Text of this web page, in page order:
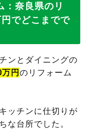
：奈良県のリ
でどこまでで
ンとダイニングの
円 のリフォーム
ッチンに仕切りが
な台所でした。